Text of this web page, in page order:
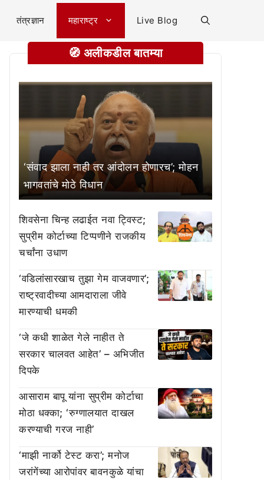
तंत्रज्ञान महाराष्ट्र Live Blog
🧭 अलीकडील बातम्या
‘संवाद झाला नाही तर आंदोलन होणारच’; मोहन
भागवतांचे मोठे विधान
शिवसेना चिन्ह लढाईत नवा ट्विस्ट;
सुप्रीम कोर्टाच्या टिप्पणीने राजकीय
चर्चांना उधाण
‘वडिलांसारखाच तुझा गेम वाजवणार’;
राष्ट्रवादीच्या आमदाराला जीवे
मारण्याची धमकी
‘जे कधी शाळेत गेले नाहीत ते
सरकार चालवत आहेत’ – अभिजीत
दिपके
आसाराम बापू यांना सुप्रीम कोर्टाचा
मोठा धक्का; ‘रुग्णालयात दाखल
करण्याची गरज नाही’
‘माझी नार्को टेस्ट करा’; मनोज
जरांगेंच्या आरोपांवर बावनकुळे यांचा